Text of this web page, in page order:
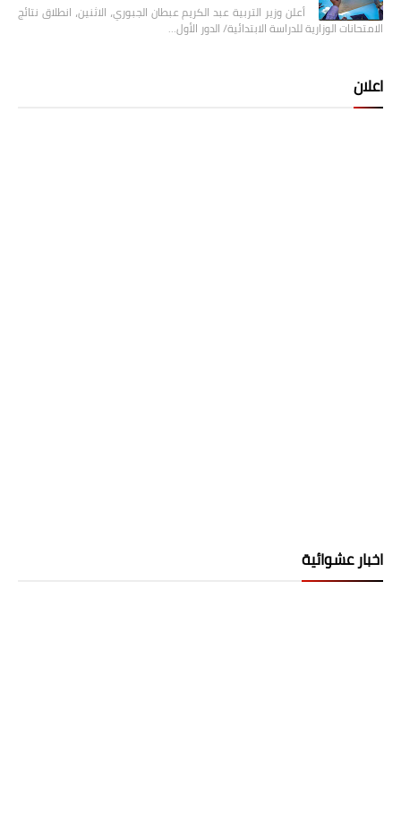
أعلن وزير التربية عبد الكريم عبطان الجبوري، الاثنين، انطلاق نتائج
الامتحانات الوزارية للدراسة الابتدائية/ الدور الأول…
اعلان
اخبار عشوائية